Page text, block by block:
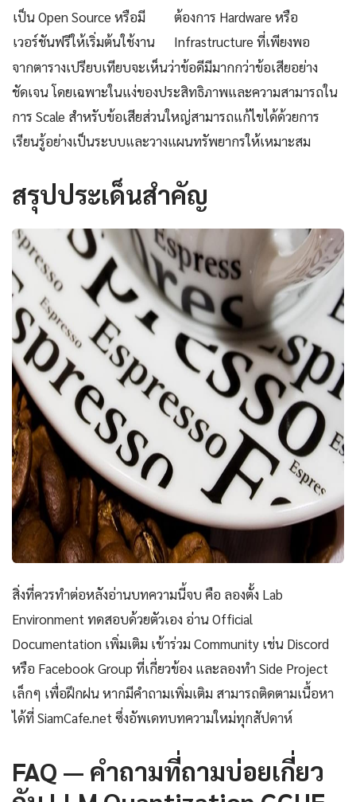
เป็น Open Source หรือมี
เวอร์ชันฟรีให้เริ่มต้นใช้งาน
ต้องการ Hardware หรือ
Infrastructure ที่เพียงพอ
จากตารางเปรียบเทียบจะเห็นว่าข้อดีมีมากกว่าข้อเสียอย่าง
ชัดเจน โดยเฉพาะในแง่ของประสิทธิภาพและความสามารถใน
การ Scale สำหรับข้อเสียส่วนใหญ่สามารถแก้ไขได้ด้วยการ
เรียนรู้อย่างเป็นระบบและวางแผนทรัพยากรให้เหมาะสม
สรุปประเด็นสำคัญ
สิ่งที่ควรทำต่อหลังอ่านบทความนี้จบ คือ ลองตั้ง Lab
Environment ทดสอบด้วยตัวเอง อ่าน Official
Documentation เพิ่มเติม เข้าร่วม Community เช่น Discord
หรือ Facebook Group ที่เกี่ยวข้อง และลองทำ Side Project
เล็กๆ เพื่อฝึกฝน หากมีคำถามเพิ่มเติม สามารถติดตามเนื้อหา
ได้ที่ SiamCafe.net ซึ่งอัพเดทบทความใหม่ทุกสัปดาห์
FAQ — คำถามที่ถามบ่อยเกี่ยว